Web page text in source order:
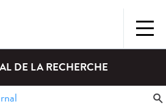
DE LA RECHERCHE